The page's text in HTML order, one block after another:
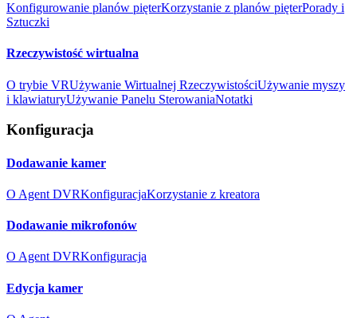
Konfigurowanie planów pięterKorzystanie z planów pięterPorady i
Sztuczki
Rzeczywistość wirtualna
O trybie VRUżywanie Wirtualnej RzeczywistościUżywanie myszy
i klawiaturyUżywanie Panelu SterowaniaNotatki
Konfiguracja
Dodawanie kamer
O Agent DVRKonfiguracjaKorzystanie z kreatora
Dodawanie mikrofonów
O Agent DVRKonfiguracja
Edycja kamer